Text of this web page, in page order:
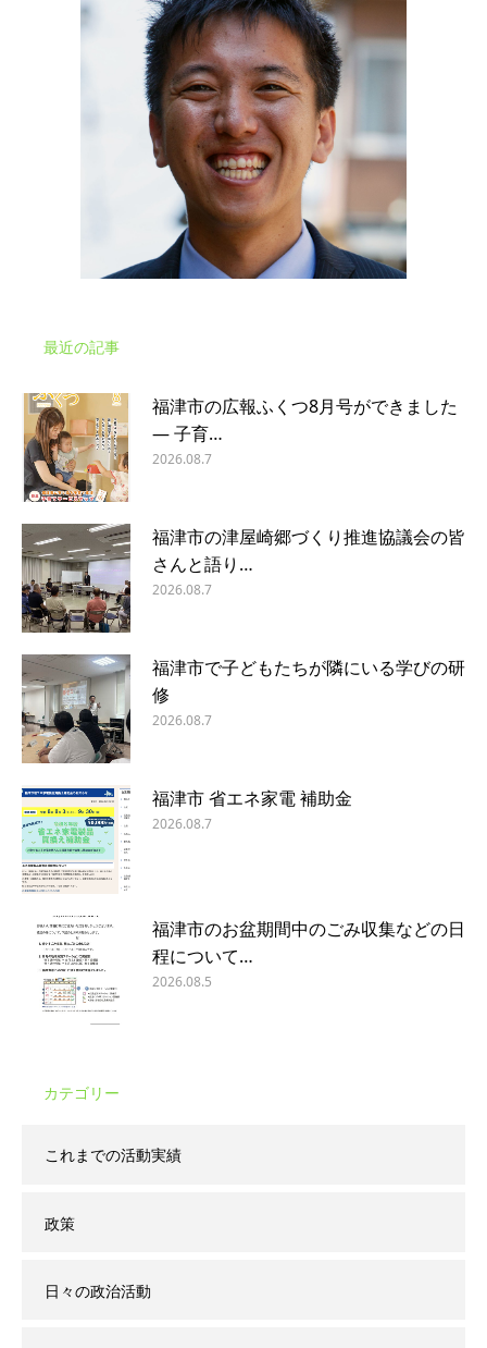
最近の記事
福津市の広報ふくつ8月号ができました
― 子育…
2026.08.7
福津市の津屋崎郷づくり推進協議会の皆
さんと語り…
2026.08.7
福津市で子どもたちが隣にいる学びの研
修
2026.08.7
福津市 省エネ家電 補助金
2026.08.7
福津市のお盆期間中のごみ収集などの日
程について…
2026.08.5
カテゴリー
これまでの活動実績
政策
日々の政治活動